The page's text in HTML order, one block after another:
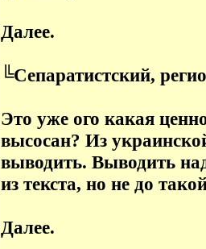
Далее.
╚Сепаратистский,
Это уже ого какая
высосан? Из
выводить. Выводить
из текста, но не до
Далее.